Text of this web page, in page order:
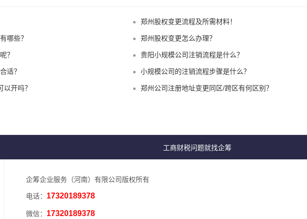
郑州股权变更流程及所需材料！
哪些？ 郑州股权变更怎么办理？
？ 贵阳小规模公司注销流程是什么？
适？ 小规模公司的注销流程步骤是什么？
开吗？ 郑州公司注册地址变更同区/跨区有何区别？
工商财税问题就找企筹
企筹企业服务（河南）有限公司版权所有
电话： 17320189378
微信： 17320189378